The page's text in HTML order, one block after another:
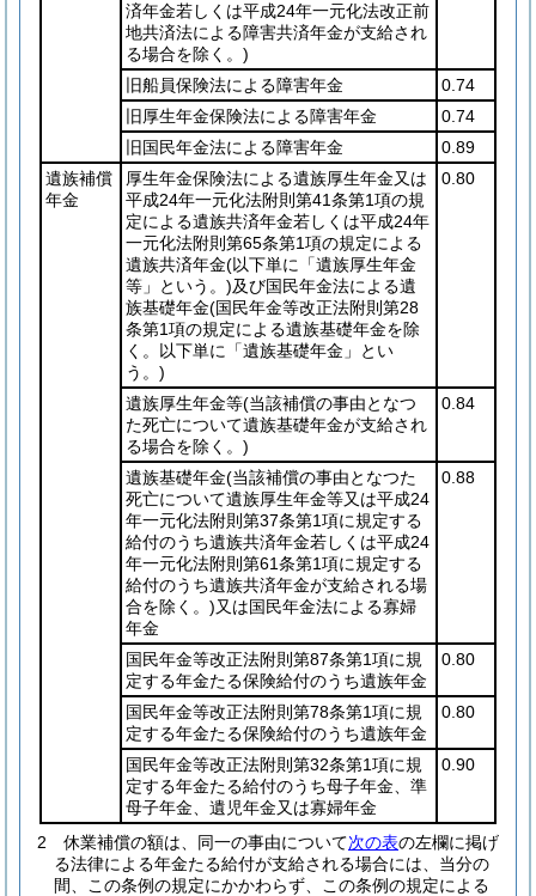
済年金若しくは平成24年一元化法改正前
地共済法による障害共済年金が支給され
る場合を除く。)
旧船員保険法による障害年金
0.74
旧厚生年金保険法による障害年金
0.74
旧国民年金法による障害年金
0.89
遺族補償
年金
厚生年金保険法による遺族厚生年金又は
平成24年一元化法附則第41条第1項の規
定による遺族共済年金若しくは平成24年
一元化法附則第65条第1項の規定による
遺族共済年金(以下単に「遺族厚生年金
等」という。)及び国民年金法による遺
族基礎年金(国民年金等改正法附則第28
条第1項の規定による遺族基礎年金を除
く。以下単に「遺族基礎年金」とい
う。)
0.80
遺族厚生年金等(当該補償の事由となつ
た死亡について遺族基礎年金が支給され
る場合を除く。)
0.84
遺族基礎年金(当該補償の事由となつた
死亡について遺族厚生年金等又は平成24
年一元化法附則第37条第1項に規定する
給付のうち遺族共済年金若しくは平成24
年一元化法附則第61条第1項に規定する
給付のうち遺族共済年金が支給される場
合を除く。)又は国民年金法による寡婦
年金
0.88
国民年金等改正法附則第87条第1項に規
定する年金たる保険給付のうち遺族年金
0.80
国民年金等改正法附則第78条第1項に規
定する年金たる保険給付のうち遺族年金
0.80
国民年金等改正法附則第32条第1項に規
定する年金たる給付のうち母子年金、準
母子年金、遺児年金又は寡婦年金
0.90
2 休業補償の額は、同一の事由について次の表の左欄に掲げ
る法律による年金たる給付が支給される場合には、当分の
間、この条例の規定にかかわらず、この条例の規定による